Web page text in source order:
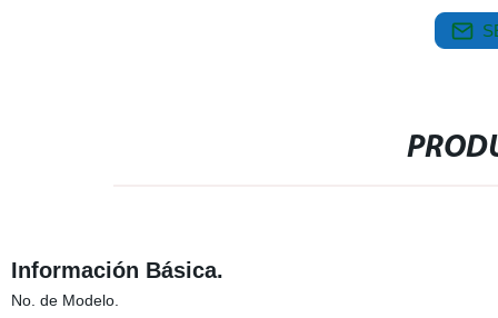
Información Básica.
No. de Modelo.